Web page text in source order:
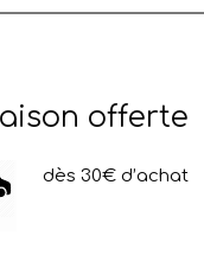
offerte
dès 30€ d’achat